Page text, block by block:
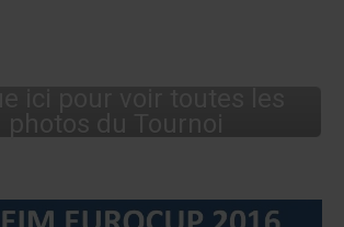
photos du Tournoi